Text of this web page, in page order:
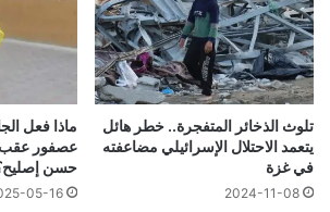
تلوث الذخائر المتفجرة.. خطر هائل
يتعمد الاحتلال الإسرائيلي مضاعفته
في غزة
2024-11-08
ماذا فعل
عصفور عقب
حسن
05-16